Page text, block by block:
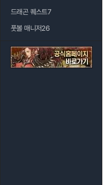
드래곤 퀘스트7
풋볼 매니저26